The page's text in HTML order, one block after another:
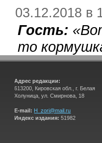
03.12.2018 в
Гость: «
то
Адрес редакции:
613200, Кировская обл., г. Белая
Холуница, ул. Смирнова, 18
E-mail: H_zori@mail.ru
Индекс издания: 51982